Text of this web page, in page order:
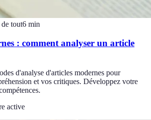
tout6 min
: comment analyser un article
d'analyse d'articles modernes pour
et vos critiques. Développez votre
active